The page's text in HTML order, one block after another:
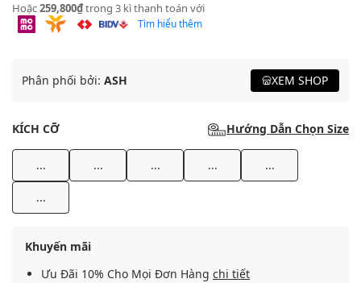
Hoặc259,800₫trong 3 kì thanh toán với
Tìm hiểu thêm
Phân phối bởi: ASH XEM SHOP
KÍCH CỠ Hướng Dẫn Chọn Size
... ... ... ... ...
...
Khuyến mãi
Ưu Đãi 10% Cho Mọi Đơn Hàng chi tiết